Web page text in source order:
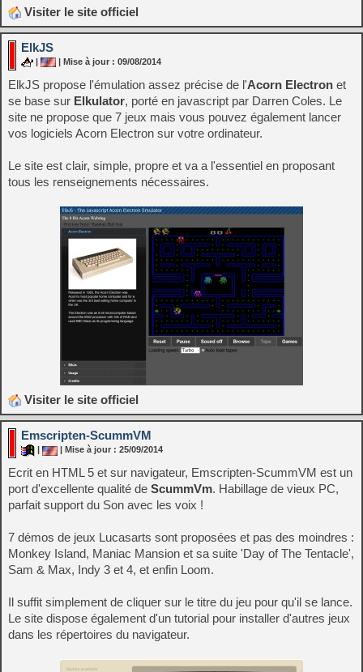
Visiter le site officiel
ElkJS
| | Mise à jour : 09/08/2014
ElkJS propose l'émulation assez précise de l'Acorn Electron et
se base sur Elkulator, porté en javascript par Darren Coles. Le
site ne propose que 7 jeux mais vous pouvez également lancer
vos logiciels Acorn Electron sur votre ordinateur.
Le site est clair, simple, propre et va a l'essentiel en proposant
tous les renseignements nécessaires.
Visiter le site officiel
Emscripten-ScummVM
| Mise à jour : 25/09/2014
Ecrit en HTML 5 et sur navigateur, Emscripten-ScummVM est un
port d'excellente qualité de ScummVm. Habillage de vieux PC,
parfait support du Son avec les voix !
7 démos de jeux Lucasarts sont proposées et pas des moindres :
Monkey Island, Maniac Mansion et sa suite 'Day of The Tentacle',
Sam & Max, Indy 3 et 4, et enfin Loom.
Il suffit simplement de cliquer sur le titre du jeu pour qu'il se lance.
Le site dispose également d'un tutorial pour installer d'autres jeux
dans les répertoires du navigateur.